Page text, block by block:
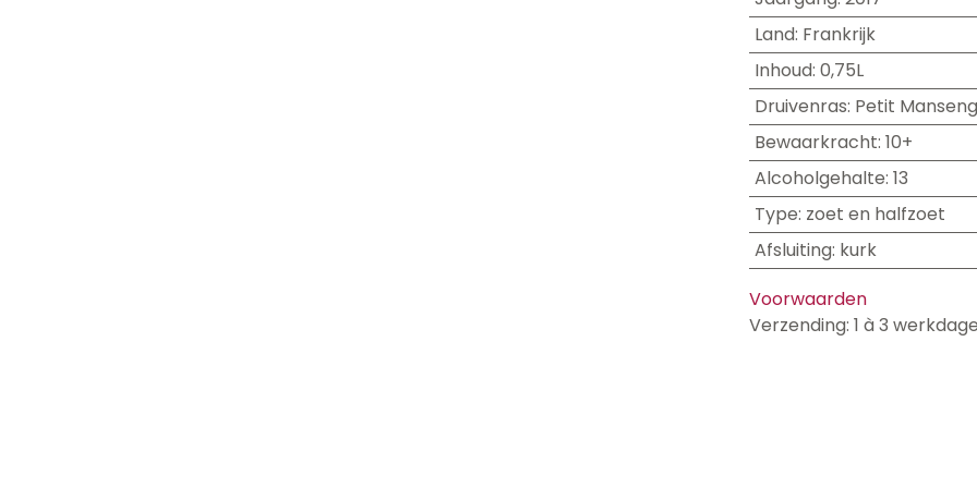
Land: Frankrijk
Inhoud: 0,75L
Druivenras: Petit Manseng
Bewaarkracht: 10+
Alcoholgehalte: 13
Type: zoet en halfzoet
Afsluiting: kurk
Voorwaarden
Verzending: 1 à 3